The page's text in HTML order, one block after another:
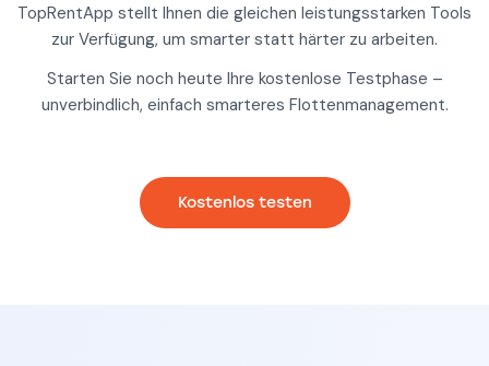
TopRentApp stellt Ihnen die gleichen leistungsstarken Tools
zur Verfügung, um smarter statt härter zu arbeiten.
Starten Sie noch heute Ihre kostenlose Testphase –
unverbindlich, einfach smarteres Flottenmanagement.
Kostenlos testen